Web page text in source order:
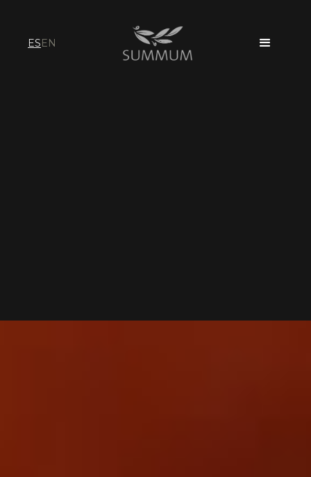
ESEN